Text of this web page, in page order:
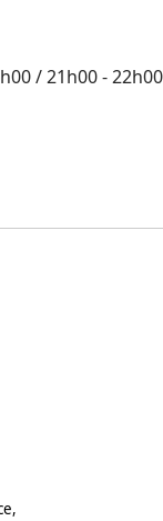
/ 21h00 - 22h00